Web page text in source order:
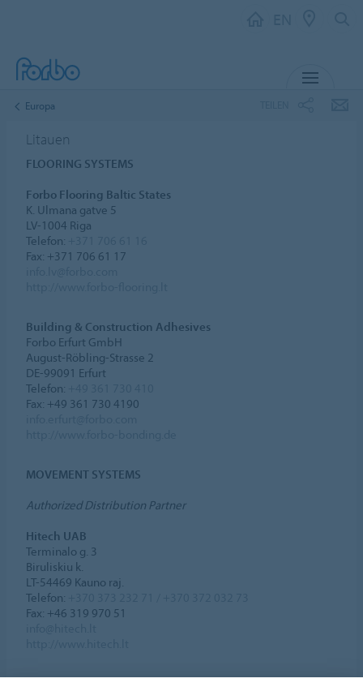
Europa
Litauen
FLOORING SYSTEMS
Forbo Flooring Baltic States
K. Ulmana gatve 5
LV-1004 Riga
Telefon:
Fax: +371 706 61 17
Building & Construction Adhesives
Forbo Erfurt GmbH
August-Röbling-Strasse 2
DE-99091 Erfurt
Telefon:
Fax: +49 361 730 4190
MOVEMENT SYSTEMS
Authorized Distribution Partner
Hitech UAB
Terminalo g. 3
Biruliskiu k.
LT-54469 Kauno raj.
Telefon:
Fax: +46 319 970 51